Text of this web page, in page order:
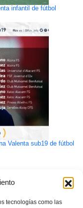
tecnologías como las
infantil de fútbol
Valenta sub19 de fútbol